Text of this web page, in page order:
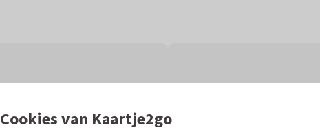
Cookies van Kaartje2go